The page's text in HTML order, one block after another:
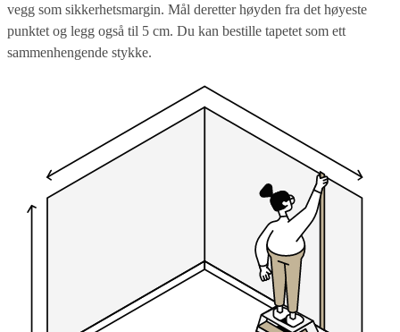
vegg som sikkerhetsmargin. Mål deretter høyden fra det høyeste
punktet og legg også til 5 cm. Du kan bestille tapetet som ett
sammenhengende stykke.